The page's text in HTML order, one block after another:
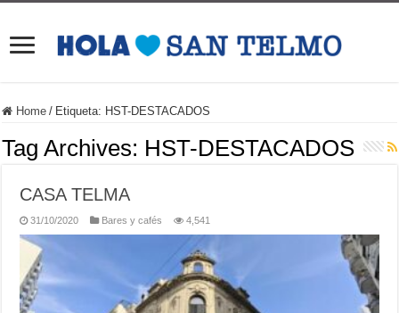
Home / Etiqueta: HST-DESTACADOS
Tag Archives: HST-DESTACADOS
CASA TELMA
31/10/2020 Bares y cafés 4,541